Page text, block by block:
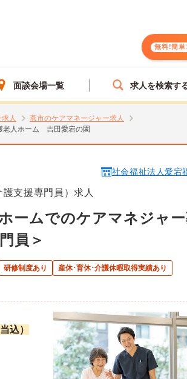
無料!簡単
面談会場一覧 求人を検索す
人
燕市のケアマネージャー求人
老人ホーム 吉田愛宕の園
社会福祉法人愛宕
支援専門員）求人
ームでのケアマネジャ
員＞
研修制度あり
産休･育休･介護休暇取得実績あり
込）